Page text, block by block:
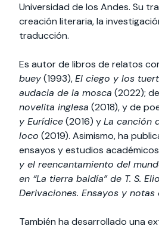
Universidad de los Andes. Su
creación literaria, la
traducción.
Es autor de libros de relatos
buey(1993),El ciego y los
audacia de la mosca (2022);
novelita inglesa (2018), y de
y Eurídice(2016) yLa canción
loco (2019). Asimismo, ha
ensayos y estudios
y el reencantamiento del
en “La tierra baldía” de T. S.
Derivaciones. Ensayos y notas
También ha desarrollado una